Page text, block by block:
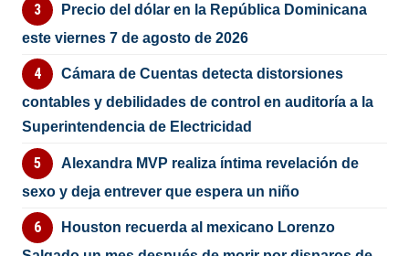
Precio del dólar en la República Dominicana
este viernes 7 de agosto de 2026
Cámara de Cuentas detecta distorsiones
contables y debilidades de control en auditoría a la
Superintendencia de Electricidad
Alexandra MVP realiza íntima revelación de
sexo y deja entrever que espera un niño
Houston recuerda al mexicano Lorenzo